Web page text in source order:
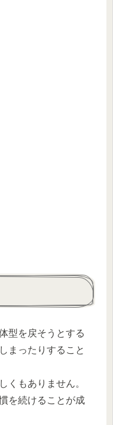
型を戻そうとする
まったりすること
くもありません。
を続けることが成